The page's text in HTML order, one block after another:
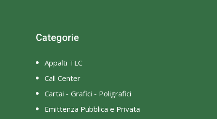
Categorie
Appalti TLC
Call Center
Cartai - Grafici - Poligrafici
Emittenza Pubblica e Privata